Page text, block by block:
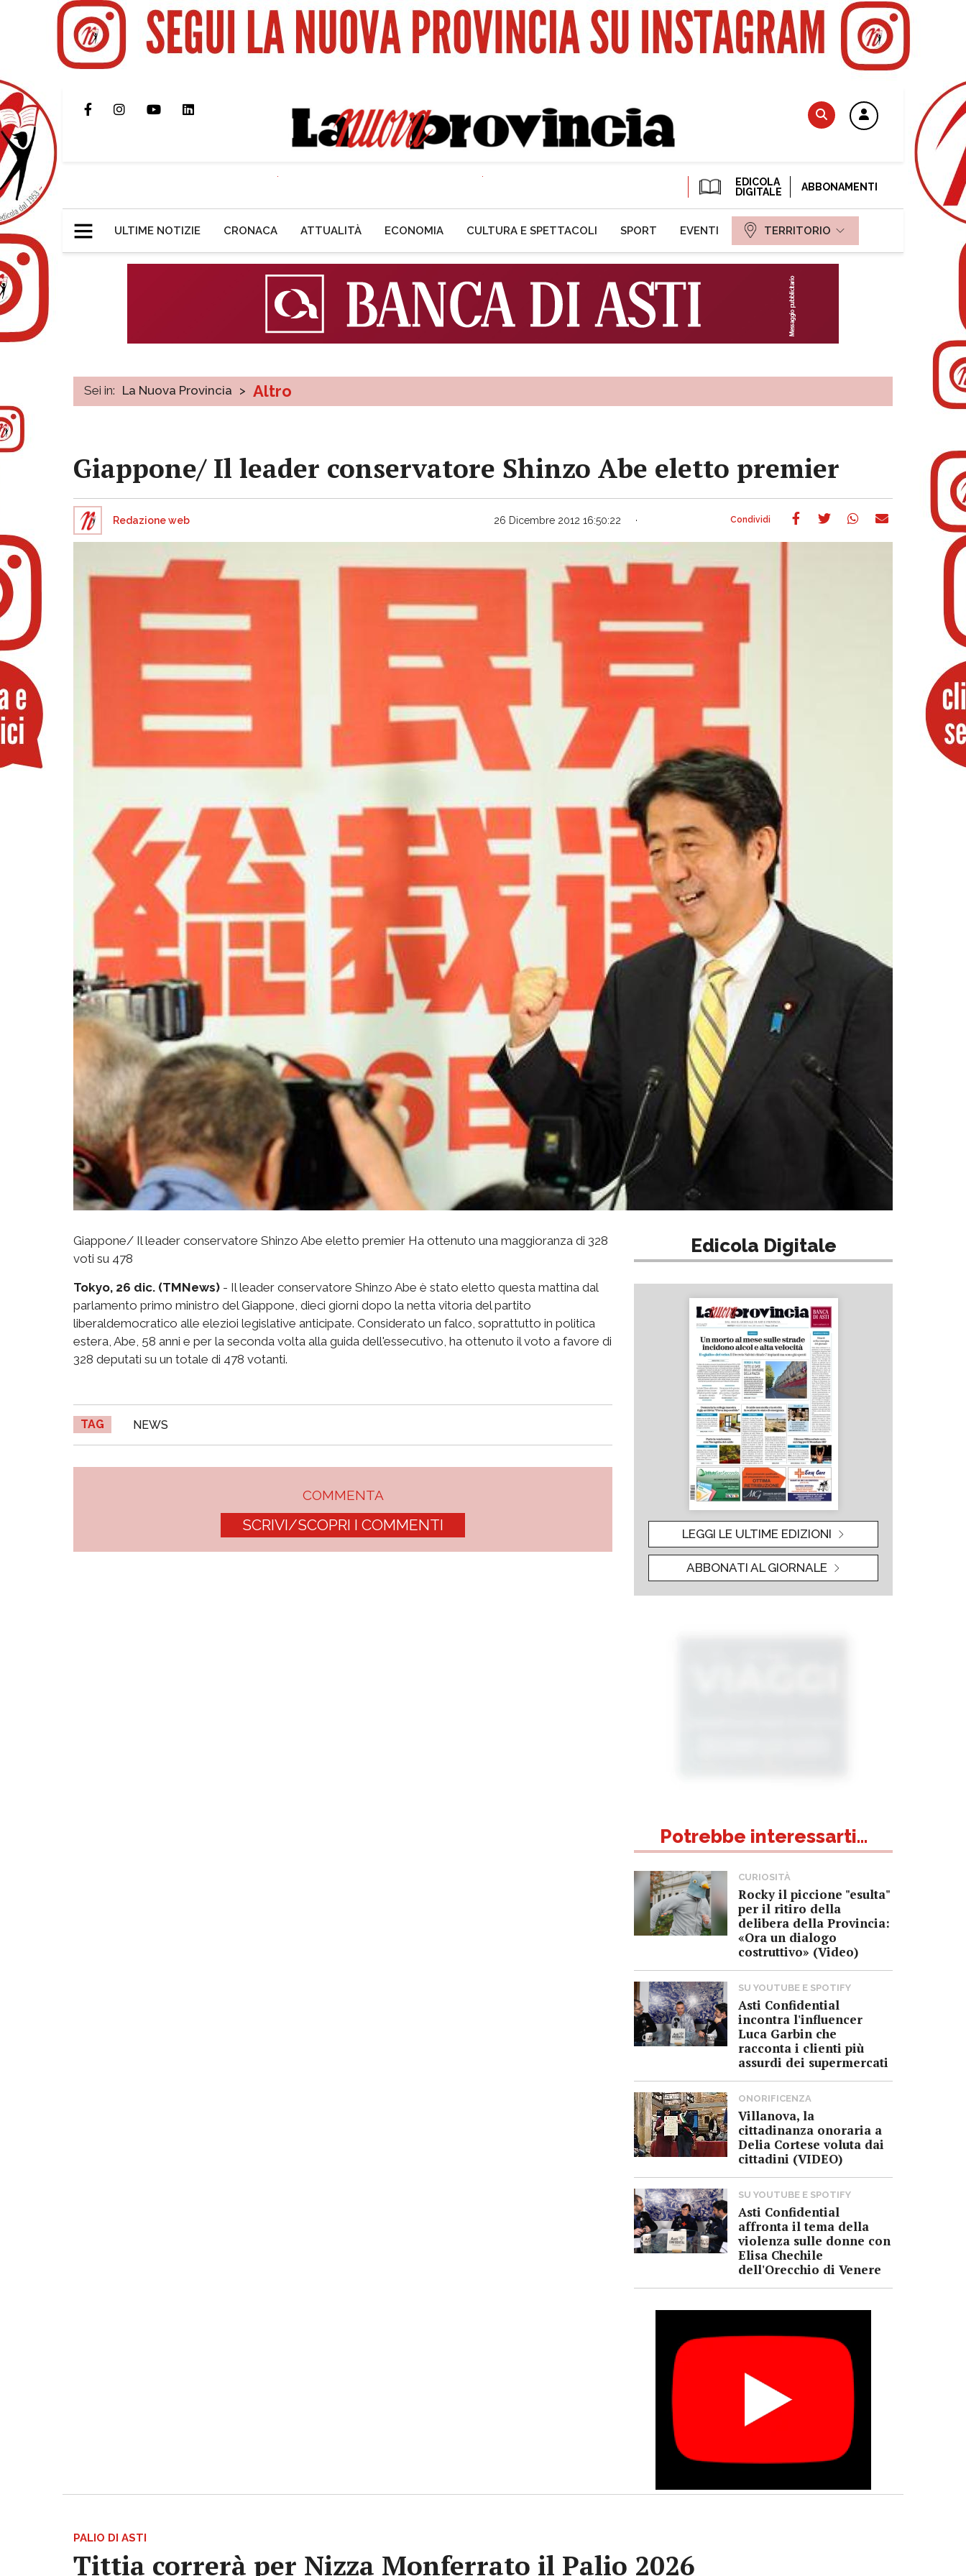
EDICOLA
DIGITALE
ABBONAMENTI
ULTIME NOTIZIE CRONACA ATTUALITÀ ECONOMIA CULTURA E SPETTACOLI SPORT EVENTI TERRITORIO
Sei in: La Nuova Provincia > Altro
Giappone/ Il leader conservatore Shinzo Abe eletto premier
Redazione web 26 Dicembre 2012 16:50:22
Giappone/ Il leader conservatore Shinzo Abe eletto premier Ha ottenuto una maggioranza di 328
voti su 478
Tokyo, 26 dic. (TMNews) - Il leader conservatore Shinzo Abe è stato eletto questa mattina dal
parlamento primo ministro del Giappone, dieci giorni dopo la netta vitoria del partito
liberaldemocratico alle elezioi legislative anticipate. Considerato un falco, soprattutto in politica
estera, Abe, 58 anni e per la seconda volta alla guida dell'essecutivo, ha ottenuto il voto a favore di
328 deputati su un totale di 478 votanti.
TAG NEWS
COMMENTA
SCRIVI/SCOPRI I COMMENTI
Edicola Digitale
LEGGI LE ULTIME EDIZIONI
ABBONATI AL GIORNALE
Potrebbe interessarti...
CURIOSITÀ
Rocky il piccione "esulta"
per il ritiro della
delibera della Provincia:
«Ora un dialogo
costruttivo» (Video)
SU YOUTUBE E SPOTIFY
Asti Confidential
incontra l'influencer
Luca Garbin che
racconta i clienti più
assurdi dei supermercati
ONORIFICENZA
Villanova, la
cittadinanza onoraria a
Delia Cortese voluta dai
cittadini (VIDEO)
SU YOUTUBE E SPOTIFY
Asti Confidential
affronta il tema della
violenza sulle donne con
Elisa Chechile
dell'Orecchio di Venere
PALIO DI ASTI
Tittia correrà per Nizza Monferrato il Palio 2026